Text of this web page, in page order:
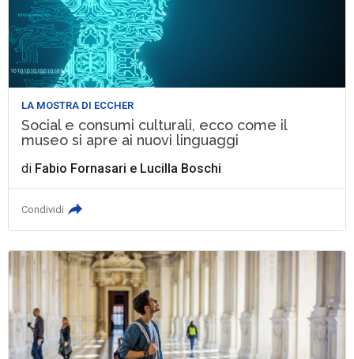
LA MOSTRA DI ECCHER
Social e consumi culturali, ecco come il
museo si apre ai nuovi linguaggi
di Fabio Fornasari e Lucilla Boschi
Condividi